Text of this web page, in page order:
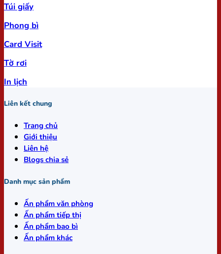
Túi giấy
Phong bì
Card Visit
Tờ rơi
In lịch
Liên kết chung
Trang chủ
Giới thiệu
Liên hệ
Blogs chia sẻ
Danh mục sản phẩm
Ấn phẩm văn phòng
Ấn phẩm tiếp thị
Ấn phẩm bao bì
Ấn phẩm khác